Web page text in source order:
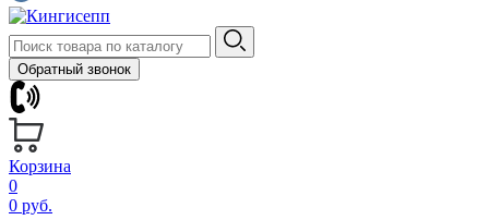
Обратный звонок
Корзина
0
0 руб.